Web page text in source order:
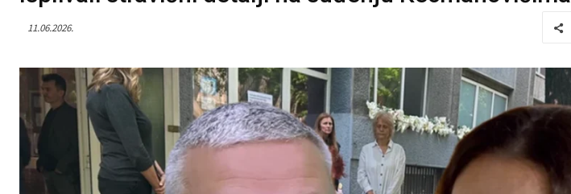
11.06.2026.